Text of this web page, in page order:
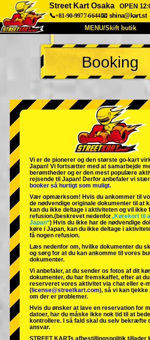
Street Kart Osaka
OPEN
📞+81-90-9977-6644📧 shina@kart.st
MENU/Skift butik
TOP
Om Specifikationer
Virksomhed
Skift butik
Tokyo Shinagawa
Tokyo Akihabara#2
Tokyo Shibuya Annex
Tokyo Asakusa
Okinawa
Booking
Vi er de pionerer og den største go-kart
Japan! Vi fortsætter med at samarbejde
berømtheder og er den mest populære
rejsende til Japan! Derfor anbefaler vi
booker så hurtigt som muligt.
Vær opmærksom! Hvis du ankommer til
de nødvendige originale dokumenter til at
kan du ikke deltage i aktiviteten og vil ikke
refusion.(beskrevet nedenfor„Kørekort til
Japan“) Hvis du ikke har de nødvendige
køre i Japan, kan du ikke deltage i
få nogen refusion.
Læs nedenfor om, hvilke dokumenter du
og sørg for at du kan ankomme til vores
dokumenter.
Vi anbefaler, at du sender os fotos af dit
dokumenter, du har fremskaffet, efter at
reserveret vores aktivitet via chat eller e-
( license@streetkart.com), så vi kan tjekke
om der er problemer.
Hvis du ønsker at lave en reservation for
datoer, har du måske ikke nok tid til at
kontrollere. I så fald skal du selv bekræfte
ansvar.
STREET KARTs afbestillingspolitik tillader